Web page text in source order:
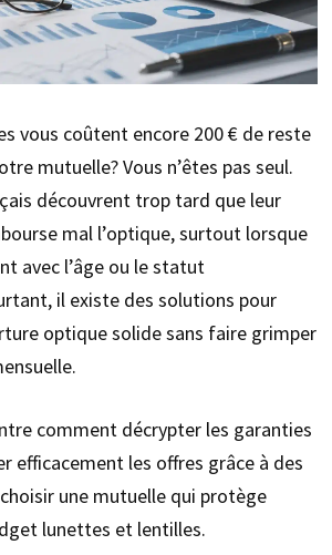
vous coûtent encore 200 € de reste
mutuelle? Vous n’êtes pas seul.
découvrent trop tard que leur
mal l’optique, surtout lorsque
avec l’âge ou le statut
il existe des solutions pour
optique solide sans faire grimper
comment décrypter les garanties
efficacement les offres grâce à des
une mutuelle qui protège
lunettes et lentilles.